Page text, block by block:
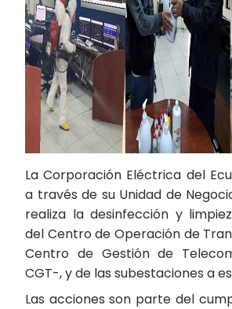
La Corporación Eléctrica del
a través de su Unidad de
realiza la desinfección y
del Centro de Operación de
Centro de Gestión de
CGT-, y de las subestaciones a
Las acciones son parte del